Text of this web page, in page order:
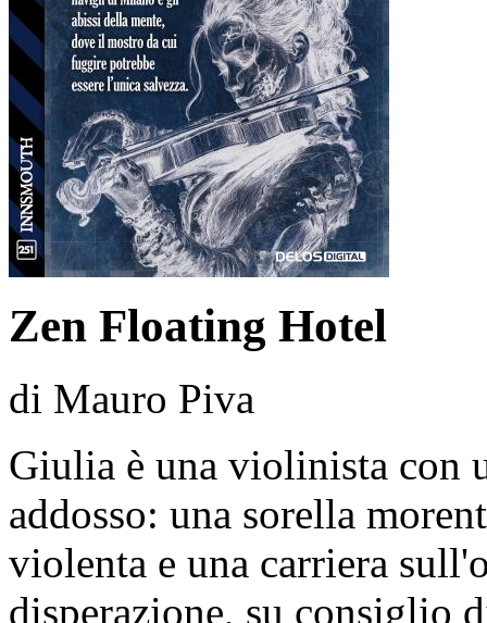
Zen Floating Hotel
di Mauro Piva
Giulia è una violinista con
addosso: una sorella
violenta e una carriera
disperazione, su consiglio